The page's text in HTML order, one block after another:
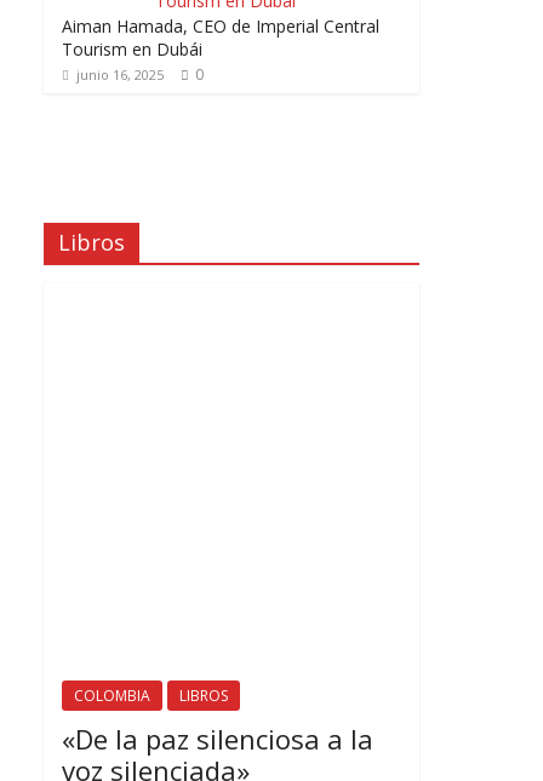
Aiman Hamada, CEO de Imperial Central
Tourism en Dubái
junio 16, 2025 0
Libros
COLOMBIA LIBROS
«De la paz silenciosa a la
voz silenciada»